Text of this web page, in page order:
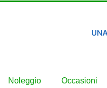
Noleggio Occasioni